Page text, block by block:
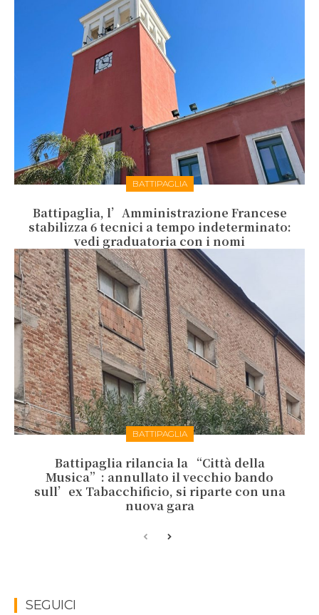
BATTIPAGLIA
Battipaglia, l’Amministrazione Francese
stabilizza 6 tecnici a tempo indeterminato:
vedi graduatoria con i nomi
BATTIPAGLIA
Battipaglia rilancia la “Città della
Musica”: annullato il vecchio bando
sull’ex Tabacchificio, si riparte con una
nuova gara
SEGUICI